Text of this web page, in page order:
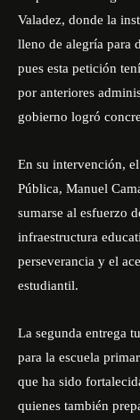
Valadez, donde la
lleno de alegría para
pues esta petición
por anteriores
gobierno logró
En su intervención,
Pública, Manuel
sumarse al esfuerzo
infraestructura
perseverancia y el
estudiantil.
La segunda entrega
para la escuela
que ha sido
quienes también